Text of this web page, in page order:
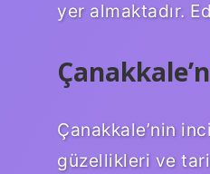
yer almaktadır.
Çanakkale’nin
güzellikleri ve